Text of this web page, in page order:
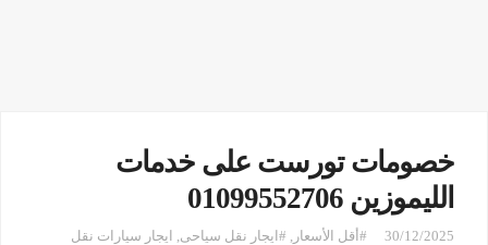
خصومات تورست على خدمات
الليموزين 01099552706
30/12/2025 #أقل الأسعار , #ايجار نقل سياحى, ايجار سيارات نقل